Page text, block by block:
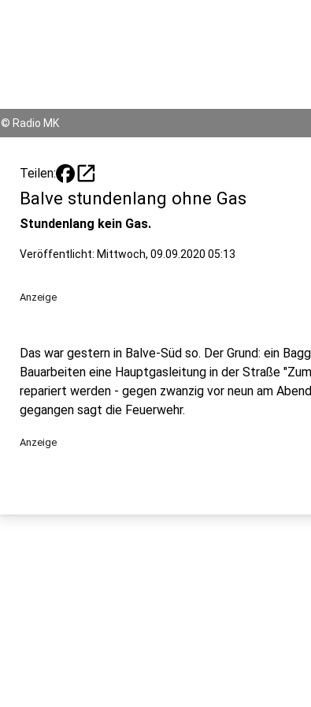
© Radio MK
Teilen: open_in_new
Balve stundenlang ohne Gas
Stundenlang kein Gas.
Veröffentlicht: Mittwoch, 09.09.2020 05:13
Anzeige
Das war gestern in Balve-Süd so. Der Grund: ein
Bauarbeiten eine Hauptgasleitung in der Straße
repariert werden - gegen zwanzig vor neun am
gegangen sagt die Feuerwehr.
Anzeige